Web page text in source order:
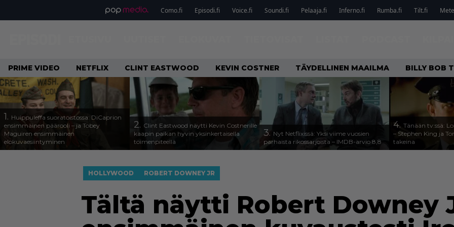
Como.fi Episodi.fi Voice.fi Soundi.fi Pelaaja.fi Inferno.fi Rumba.fi Tilt.fi
PRIME VIDEO NETFLIX CLINT EASTWOOD KEVIN COSTNER TÄYDELLINEN MAAILMA BILLY BOB
1. Huippuleffa suoratoistossa: DiCaprion
ensimmäinen päärooli – ja Tobey
Maguiren ensimmäinen
elokuvaesiintyminen
2. Clint Eastwood näytti Kevin Costnerille
kaapin paikan hyvin yksinkertaisella
toimenpiteellä
3. Nyt Netflixissä: Yksi viime vuosien
parhaista rikossarjoista – IMDB-arvio 8,8
4. Tänään tv:ssä:
– Stephen King ja
takeina
HOLLYWOOD ROBERT DOWNEY JR
Tältä näytti Robert Downey